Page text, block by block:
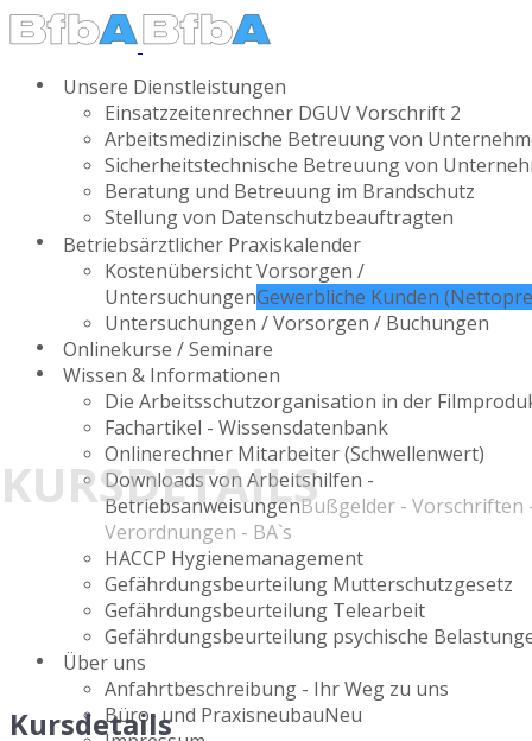
Unsere Dienstleistungen
Einsatzzeitenrechner DGUV Vorschrift 2
Arbeitsmedizinische Betreuung von
Sicherheitstechnische Betreuung von
Beratung und Betreuung im Brandschutz
Stellung von Datenschutzbeauftragten
Betriebsärztlicher Praxiskalender
Kostenübersicht Vorsorgen /
UntersuchungenGewerbliche Kunden
Untersuchungen / Vorsorgen / Buchungen
Onlinekurse / Seminare
Wissen & Informationen
Die Arbeitsschutzorganisation in der
Fachartikel - Wissensdatenbank
Onlinerechner Mitarbeiter (Schwellenwert)
Downloads von Arbeitshilfen -
BetriebsanweisungenBußgelder - Vorschriften
Verordnungen - BA`s
HACCP Hygienemanagement
Gefährdungsbeurteilung Mutterschutzgesetz
Gefährdungsbeurteilung Telearbeit
Gefährdungsbeurteilung psychische
Über uns
Anfahrtbeschreibung - Ihr Weg zu uns
Büro- und PraxisneubauNeu
KURSDETAILS
Kursdetails